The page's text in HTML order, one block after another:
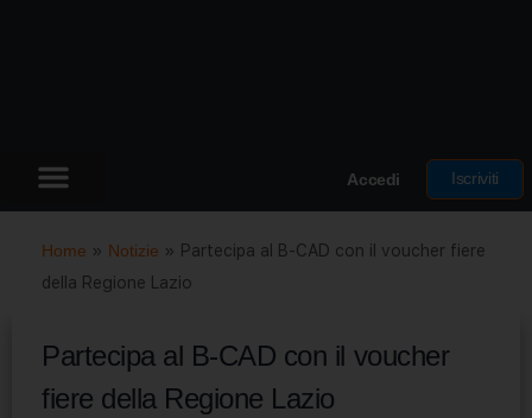
Accedi Iscriviti
Home » Notizie » Partecipa al B-CAD con il voucher fiere
della Regione Lazio
Partecipa al B-CAD con il voucher
fiere della Regione Lazio